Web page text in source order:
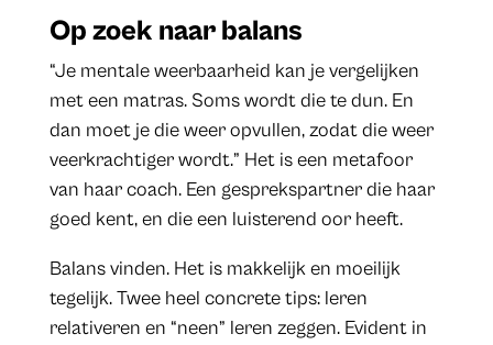
Op zoek naar balans
“Je mentale weerbaarheid kan je vergelijken
met een matras. Soms wordt die te dun. En
dan moet je die weer opvullen, zodat die weer
veerkrachtiger wordt.” Het is een metafoor
van haar coach. Een gesprekspartner die haar
goed kent, en die een luisterend oor heeft.
Balans vinden. Het is makkelijk en moeilijk
tegelijk. Twee heel concrete tips: leren
relativeren en “neen” leren zeggen. Evident in